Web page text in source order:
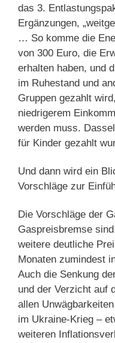
das 3.
Ergänzungen,
… So komme die
von 300 Euro, die
erhalten haben, und
im Ruhestand und
Gruppen gezahlt
niedrigerem
werden muss.
für Kinder gezahlt
Und dann wird ein
Vorschläge zur
Die Vorschläge der
Gaspreisbremse
weitere deutliche
Monaten zumindest
Auch die Senkung
und der Verzicht auf
allen
im Ukraine-Krieg –
weiteren